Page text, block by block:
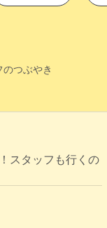
のつぶやき
スタッフも行くの